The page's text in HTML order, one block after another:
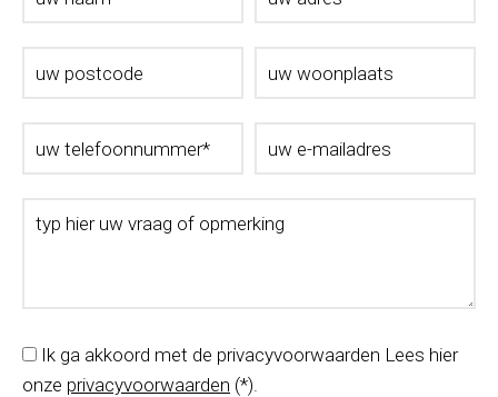
Ik ga akkoord met de privacyvoorwaarden Lees hier
onze privacyvoorwaarden (*).